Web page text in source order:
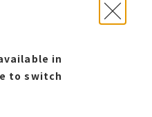
in
to switch